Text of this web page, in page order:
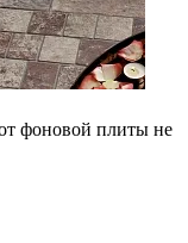
фоновой плиты не